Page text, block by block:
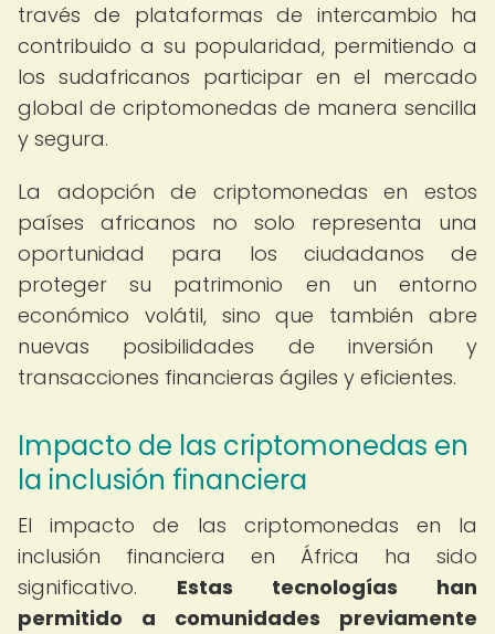
través de plataformas de intercambio ha
contribuido a su popularidad, permitiendo a
los sudafricanos participar en el mercado
global de criptomonedas de manera sencilla
y segura.
La adopción de criptomonedas en estos
países africanos no solo representa una
oportunidad para los ciudadanos de
proteger su patrimonio en un entorno
económico volátil, sino que también abre
nuevas posibilidades de inversión y
transacciones financieras ágiles y eficientes.
Impacto de las criptomonedas en
la inclusión financiera
El impacto de las criptomonedas en la
inclusión financiera en África ha sido
significativo. Estas tecnologías han
permitido a comunidades previamente